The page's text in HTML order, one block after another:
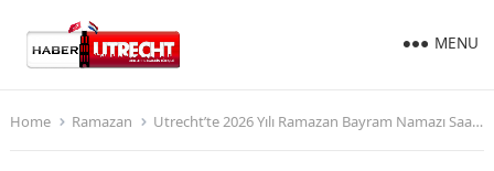
MENU
Home Ramazan Utrecht’te 2026 Yılı Ramazan Bayram Namazı Saat Kaçta?